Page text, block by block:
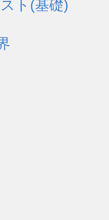
ト(基礎)